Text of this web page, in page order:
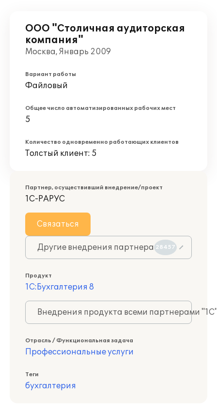
ООО "Столичная аудиторская
компания"
Москва, Январь 2009
Вариант работы
Файловый
Общее число автоматизированных рабочих мест
5
Количество одновременно работающих клиентов
Толстый клиент: 5
Партнер, осуществивший внедрение/проект
1С-РАРУС
Связаться
Другие внедрения партнера 28457
Продукт
1С:Бухгалтерия 8
Внедрения продукта всеми партнерами
Отрасль / Функциональная задача
Профессиональные услуги
Теги
бухгалтерия